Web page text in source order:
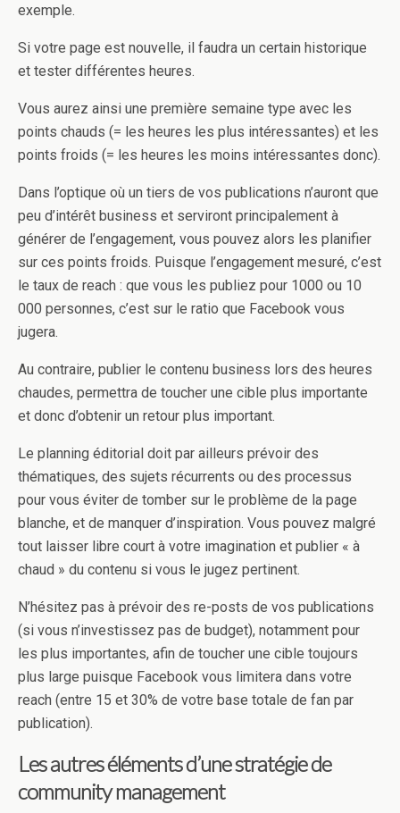
exemple.
Si votre page est nouvelle, il faudra un certain historique
et tester différentes heures.
Vous aurez ainsi une première semaine type avec les
points chauds (= les heures les plus intéressantes) et les
points froids (= les heures les moins intéressantes donc).
Dans l’optique où un tiers de vos publications n’auront que
peu d’intérêt business et serviront principalement à
générer de l’engagement, vous pouvez alors les planifier
sur ces points froids. Puisque l’engagement mesuré, c’est
le taux de reach : que vous les publiez pour 1000 ou 10
000 personnes, c’est sur le ratio que Facebook vous
jugera.
Au contraire, publier le contenu business lors des heures
chaudes, permettra de toucher une cible plus importante
et donc d’obtenir un retour plus important.
Le planning éditorial doit par ailleurs prévoir des
thématiques, des sujets récurrents ou des processus
pour vous éviter de tomber sur le problème de la page
blanche, et de manquer d’inspiration. Vous pouvez malgré
tout laisser libre court à votre imagination et publier « à
chaud » du contenu si vous le jugez pertinent.
N’hésitez pas à prévoir des re-posts de vos publications
(si vous n’investissez pas de budget), notamment pour
les plus importantes, afin de toucher une cible toujours
plus large puisque Facebook vous limitera dans votre
reach (entre 15 et 30% de votre base totale de fan par
publication).
Les autres éléments d’une stratégie de
community management